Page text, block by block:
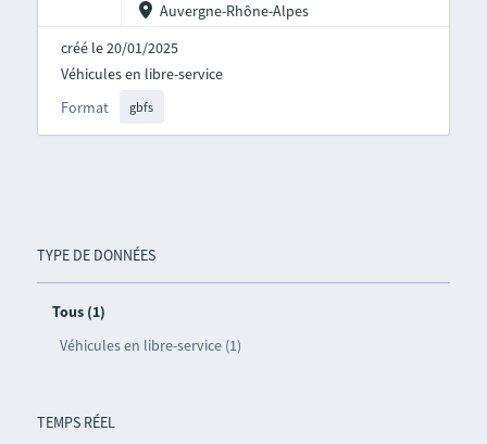
TYPE DE DONNÉES
Tous (1)
Véhicules en libre-service (1)
TEMPS RÉEL
Auvergne-Rhône-Alpes
créé le 20/01/2025
Format gbfs
Véhicules en libre-service